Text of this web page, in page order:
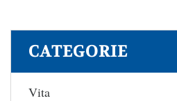
CATEGORIE
Vita